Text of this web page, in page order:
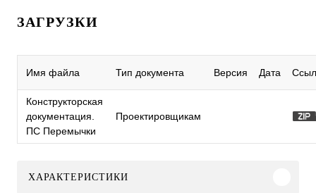
ЗАГРУЗКИ
Имя файла Тип документа Версия Дата
Конструкторская
документация.
ПС Перемычки
Проектировщикам
ХАРАКТЕРИСТИКИ